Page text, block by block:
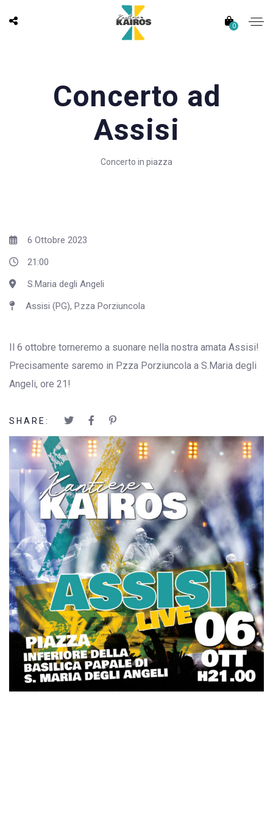
0
Concerto ad
Assisi
Concerto in piazza
6 Ottobre 2023
21:00
S.Maria degli Angeli
Assisi (PG), P.zza Porziuncola
Il 6 ottobre torneremo a suonare nella nostra amata Assisi!
Precisamente saremo in P.zza Porziuncola a S.Maria degli
Angeli, ore 21!
SHARE: